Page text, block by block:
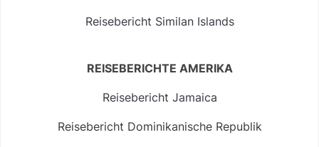
Reisebericht Similan Islands
REISEBERICHTE AMERIKA
Reisebericht Jamaica
Reisebericht Dominikanische Republik